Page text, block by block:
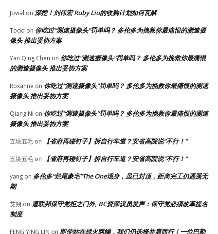
Jovial on 深挖！刘伟宏 Ruby Liu的收购计划如何瓦解
Todd on 你吃过“测速摄像头”罚单吗？ 多伦多为挽救你最痛恨的测速摄
像头 推出妥协方案
Yan Qing Chen on 你吃过“测速摄像头”罚单吗？ 多伦多为挽救你最痛恨
的测速摄像头 推出妥协方案
Roxanne on 你吃过“测速摄像头”罚单吗？ 多伦多为挽救你最痛恨的测速
摄像头 推出妥协方案
Qiang Ni on 你吃过“测速摄像头”罚单吗？ 多伦多为挽救你最痛恨的测速
摄像头 推出妥协方案
五块五毛 on 【省府再碰钉子】拆自行车道？安省高院说“不行！”
五块五毛 on 【省府再碰钉子】拆自行车道？安省高院说“不行！”
yang on 多伦多“烂尾豪宅”The One现身，虽已封顶，距离完工仍遥遥无
期
艾朔 on 遭联邦保守党拒之门外, BC资深议员发声：保守党必须改革提名
制度
FENG YING LIN on 即使站在战火两端，我们仍选择并肩而行｜一位巴勒